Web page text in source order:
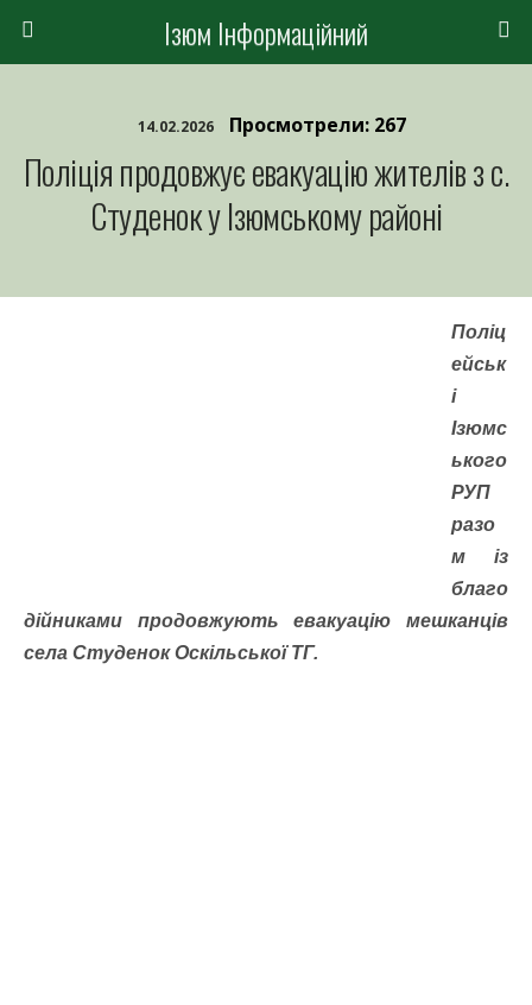
Ізюм Інформаційний
14.02.2026 Просмотрели: 267
Поліція продовжує евакуацію жителів з с.
Студенок у Ізюмському районі
Поліц
ейськ
і
Ізюмс
ького
РУП
разо
м із
благо
дійниками продовжують евакуацію мешканців
села Студенок Оскільської ТГ.